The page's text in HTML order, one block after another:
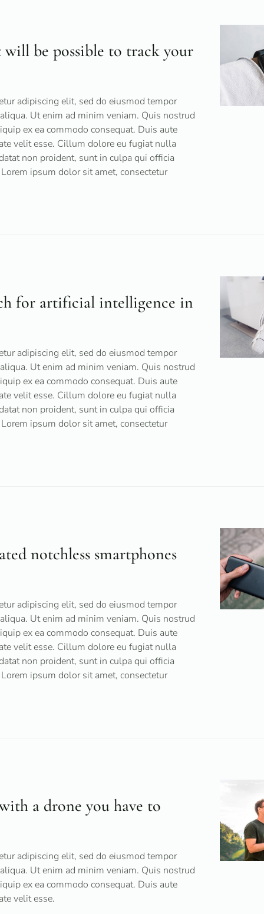
be possible to track your
adipiscing elit, sed do eiusmod tempor
Ut enim ad minim veniam. Quis nostrud
ex ea commodo consequat. Duis aute
velit esse. Cillum dolore eu fugiat nulla
non proident, sunt in culpa qui officia
ipsum dolor sit amet, consectetur
for artificial intelligence in
adipiscing elit, sed do eiusmod tempor
Ut enim ad minim veniam. Quis nostrud
ex ea commodo consequat. Duis aute
velit esse. Cillum dolore eu fugiat nulla
non proident, sunt in culpa qui officia
ipsum dolor sit amet, consectetur
notchless smartphones
adipiscing elit, sed do eiusmod tempor
Ut enim ad minim veniam. Quis nostrud
ex ea commodo consequat. Duis aute
velit esse. Cillum dolore eu fugiat nulla
non proident, sunt in culpa qui officia
ipsum dolor sit amet, consectetur
a drone you have to
adipiscing elit, sed do eiusmod tempor
Ut enim ad minim veniam. Quis nostrud
ex ea commodo consequat. Duis aute
velit esse.